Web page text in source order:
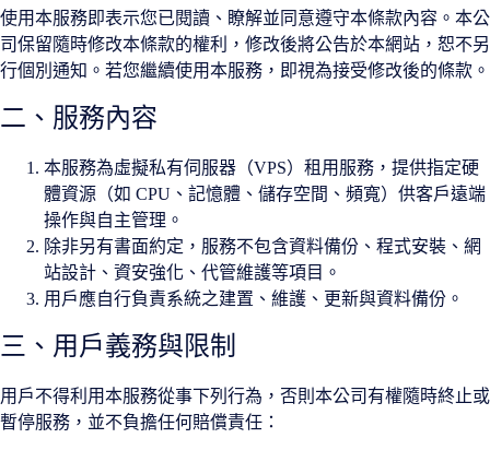
使用本服務即表示您已閱讀、瞭解並同意遵守本條款內容。本公
司保留隨時修改本條款的權利，修改後將公告於本網站，恕不另
行個別通知。若您繼續使用本服務，即視為接受修改後的條款。
二、服務內容
本服務為虛擬私有伺服器（VPS）租用服務，提供指定硬
體資源（如 CPU、記憶體、儲存空間、頻寬）供客戶遠端
操作與自主管理。
除非另有書面約定，服務不包含資料備份、程式安裝、網
站設計、資安強化、代管維護等項目。
用戶應自行負責系統之建置、維護、更新與資料備份。
三、用戶義務與限制
用戶不得利用本服務從事下列行為，否則本公司有權隨時終止或
暫停服務，並不負擔任何賠償責任：